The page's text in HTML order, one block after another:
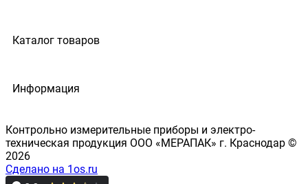
Каталог товаров
Информация
Контрольно измерительные приборы и электро-
техническая продукция ООО «МЕРАПАК» г. Краснодар ©
2026
Сделано на 1os.ru